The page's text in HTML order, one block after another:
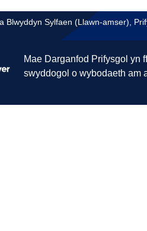
Blwyddyn Sylfaen (Llawn-amser),
Mae Darganfod Prifysgol yn
swyddogol o wybodaeth am